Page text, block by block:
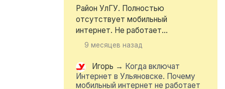
Район УлГУ. Полностью
отсутствует мобильный
интернет. Не работает...
9 месяцев назад
Игорь → Когда включат
Интернет в Ульяновске. Почему
мобильный интернет не работает